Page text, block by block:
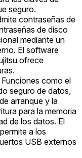
seguro.
contraseñas de
de disco
mediante un
El software
ofrece
Funciones como el
seguro de datos,
arranque y la
para la memoria
de los datos. El
a los
USB externos